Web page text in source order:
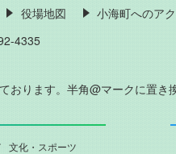
役場地図
小海町へのア
4335
ります。半角@マークに置き
文化・スポーツ